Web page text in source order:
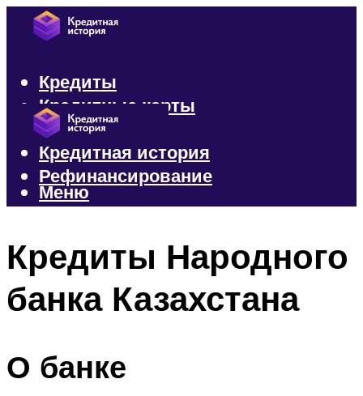
Кредиты
Кредитные карты
Микрозаймы
Кредитная история
Рефинансирование
Меню
Кредиты Народного
банка Казахстана
О банке